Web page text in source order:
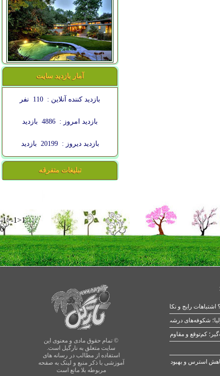
آمار بازدید سایت
بازدید کننده آنلاین : 110 نفر
بازدید امروز : 4886 بازدید
بازدید دیروز : 20199 بازدید
تبلیغات متفرقه
-1>-1>1
0
© تمام حقوق مادی و معنوی این
سایت متعلق به نارگیل است.
استفاده از مطالب در رسانه های
آموزشی با ذکر منبع و لینک به صفحه
مربوطه بلا مانع است
رایج و نکات طلایی
شکوفه‌های درشت در بهار